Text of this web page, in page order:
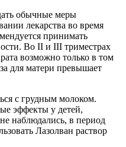
обычные меры
лекарства во время
принимать
Во II и III триместрах
возможно только в том
для матери превышает
с грудным молоком.
эффекты у детей,
наблюдались, в период
Лазолван раствор